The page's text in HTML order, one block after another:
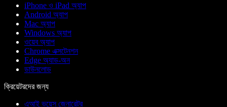
iPhone ও iPad অ্যাপ
Android অ্যাপ
Mac অ্যাপ
Windows অ্যাপ
ওয়েব অ্যাপ
Chrome এক্সটেনশন
Edge অ্যাড-অন
ডাউনলোড
ক্রিয়েটরদের জন্য
এআই ভয়েস জেনারেটর